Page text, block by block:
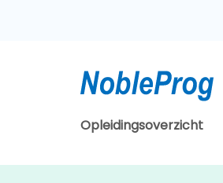
Opleidingsoverzicht